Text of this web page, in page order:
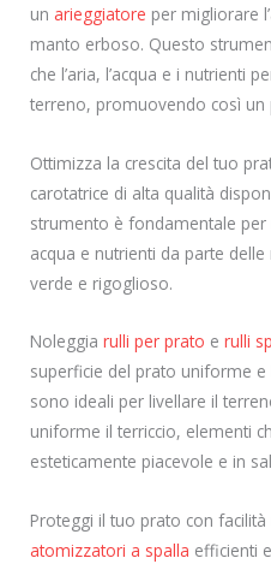
un arieggiatore per migliorare
manto erboso. Questo
che l’aria, l’acqua e i nutrienti
terreno, promuovendo così
Ottimizza la crescita del tuo
carotatrice di alta qualità
strumento è fondamentale per
acqua e nutrienti da parte
verde e rigoglioso.
Noleggia rulli per prato e rulli
superficie del prato uniforme
sono ideali per livellare il
uniforme il terriccio, elementi
esteticamente piacevole e in
Proteggi il tuo prato con
atomizzatori a spalla efficienti